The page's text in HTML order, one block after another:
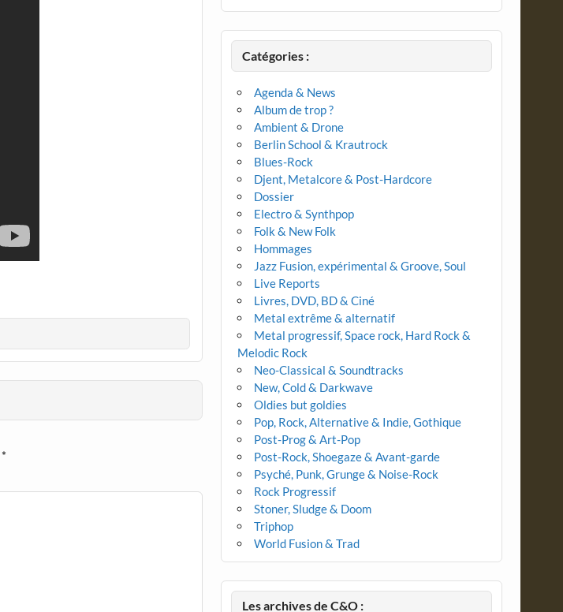
*
Catégories :
Agenda & News
Album de trop ?
Ambient & Drone
Berlin School & Krautrock
Blues-Rock
Djent, Metalcore & Post-Hardcore
Dossier
Electro & Synthpop
Folk & New Folk
Hommages
Jazz Fusion, expérimental & Groove, Soul
Live Reports
Livres, DVD, BD & Ciné
Metal extrême & alternatif
Metal progressif, Space rock, Hard Rock &
Melodic Rock
Neo-Classical & Soundtracks
New, Cold & Darkwave
Oldies but goldies
Pop, Rock, Alternative & Indie, Gothique
Post-Prog & Art-Pop
Post-Rock, Shoegaze & Avant-garde
Psyché, Punk, Grunge & Noise-Rock
Rock Progressif
Stoner, Sludge & Doom
Triphop
World Fusion & Trad
Les archives de C&O :